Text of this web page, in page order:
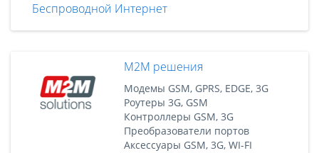
Беспроводной Интернет
M2M решения
Модемы GSM, GPRS, EDGE, 3G
Роутеры 3G, GSM
Контроллеры GSM, 3G
Преобразователи портов
Аксессуары GSM, 3G, WI-FI